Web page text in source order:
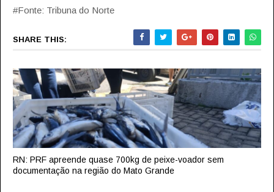
#Fonte: Tribuna do Norte
SHARE THIS:
RN: PRF apreende quase 700kg de peixe-voador sem
documentação na região do Mato Grande